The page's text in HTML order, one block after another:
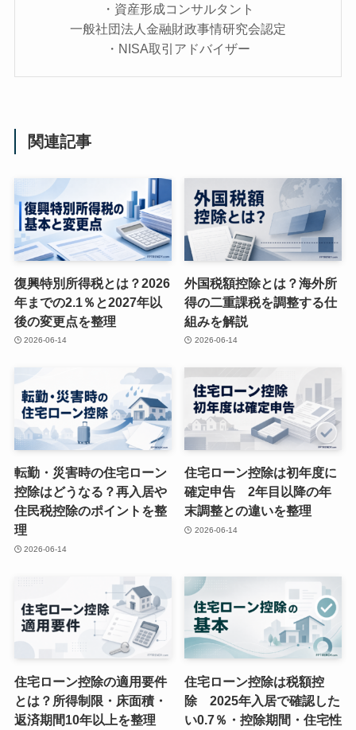
・資産形成コンサルタント
一般社団法人金融財政事情研究会認定
・NISA取引アドバイザー
関連記事
復興特別所得税とは？2026
年までの2.1％と2027年以
後の変更点を整理
2026-06-14
外国税額控除とは？海外所
得の二重課税を調整する仕
組みを解説
2026-06-14
転勤・災害時の住宅ローン
控除はどうなる？再入居や
住民税控除のポイントを整
理
2026-06-14
住宅ローン控除は初年度に
確定申告 2年目以降の年
末調整との違いを整理
2026-06-14
住宅ローン控除の適用要件
とは？所得制限・床面積・
返済期間10年以上を整理
住宅ローン控除は税額控
除 2025年入居で確認した
い0.7％・控除期間・住宅性